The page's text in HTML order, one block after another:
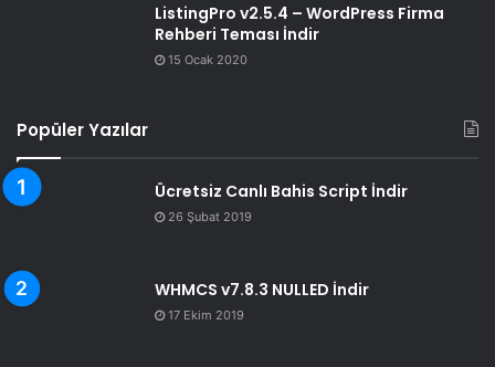
ListingPro v2.5.4 – WordPress Firma
Rehberi Teması İndir
15 Ocak 2020
Popüler Yazılar
Ücretsiz Canlı Bahis Script İndir
26 Şubat 2019
WHMCS v7.8.3 NULLED İndir
17 Ekim 2019